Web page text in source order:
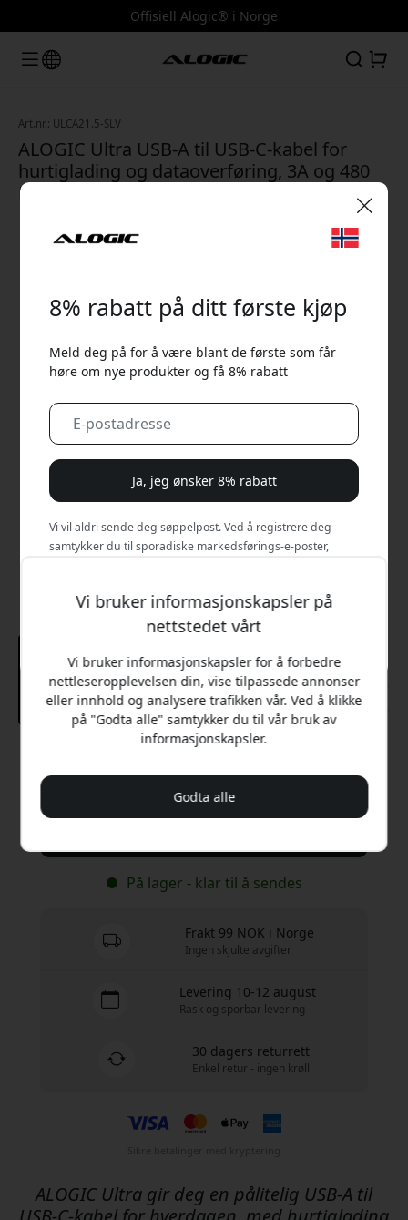
Offisiell Alogic® i Norge
Art.nr.: ULCA21.5-SLV
ALOGIC Ultra USB-A til USB-C-kabel for
hurtiglading og dataoverføring, 3A og 480
Mbps, 1,5 m - Sølv
229 NOK
På lager - klar til å sendes
Frakt 99 NOK i Norge
Ingen skjulte avgifter
Levering 10-12 august
Rask og sporbar levering
30 dagers returrett
Enkel retur - ingen krøll
ALOGIC Ultra gir deg en pålitelig USB-A til
Vi bruker informasjonskapsler på
nettstedet vårt
Vi bruker informasjonskapsler for å forbedre
nettleseropplevelsen din, vise tilpassede annonser
eller innhold og analysere trafikken vår. Ved å klikke
på "Godta alle" samtykker du til vår bruk av
informasjonskapsler.
Godta alle
8% rabatt på ditt første kjøp
Meld deg på for å være blant de første som får
høre om nye produkter og få 8% rabatt
Ja, jeg ønsker 8% rabatt
Vi vil aldri sende deg søppelpost. Ved å registrere deg
samtykker du til sporadiske markedsførings-e-poster,
Nei, jeg vil heller betale full pris.
🎉 Din rabattkode: